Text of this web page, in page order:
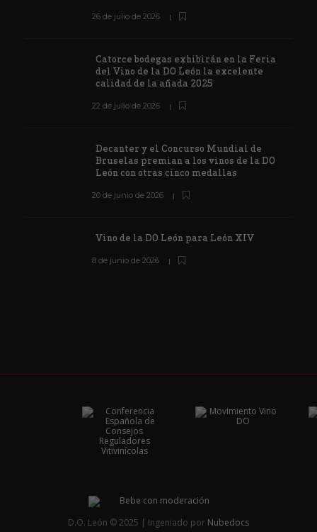
26 de julio de 2026
Catorce bodegas exhibirán en la Feria
del Vino de la DO León la excelente
calidad de la añada 2025
22 de julio de 2026
Decanter y el Concurso Mundial de
Bruselas premian a los vinos de la DO
León con otras cinco medallas
20 de junio de 2026
Vino de la DO León para León XIV
8 de junio de 2026
D.O. León © 2025 | Ingeniado por Nubedocs